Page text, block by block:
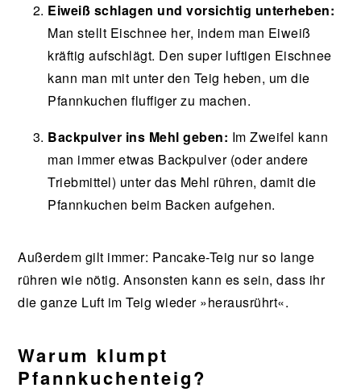
Eiweiß schlagen und vorsichtig unterheben:
Man stellt Eischnee her, indem man Eiweiß
kräftig aufschlägt. Den super luftigen Eischnee
kann man mit unter den Teig heben, um die
Pfannkuchen fluffiger zu machen.
Backpulver ins Mehl geben: Im Zweifel kann
man immer etwas Backpulver (oder andere
Triebmittel) unter das Mehl rühren, damit die
Pfannkuchen beim Backen aufgehen.
Außerdem gilt immer: Pancake-Teig nur so lange
rühren wie nötig. Ansonsten kann es sein, dass ihr
die ganze Luft im Teig wieder »herausrührt«.
Warum klumpt
Pfannkuchenteig?